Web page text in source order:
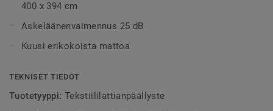
valon ja varjon sävyjä. Väripaletti koostuu mullasta,
hiekasta, sammaleesta, puuhiilestä ja violetin sävyistä.
DESSO & Ex Nature sopii erinomaisesti toimistoihin ja
harmonisen tunnelman.
400 x 394 cm
Askeläänenvaimennus 25 dB
Kuusi erikokoista mattoa
TEKNISET TIEDOT
Tuotetyyppi: Tekstiililattianpäällyste